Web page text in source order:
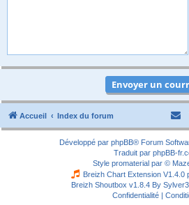
Accueil Index du forum
Développé par phpBB® Forum
Traduit par phpBB-
Style promaterial par ©
Breizh Chart Extension V1.4.0
Breizh Shoutbox v1.8.4 By
Confidentialité|